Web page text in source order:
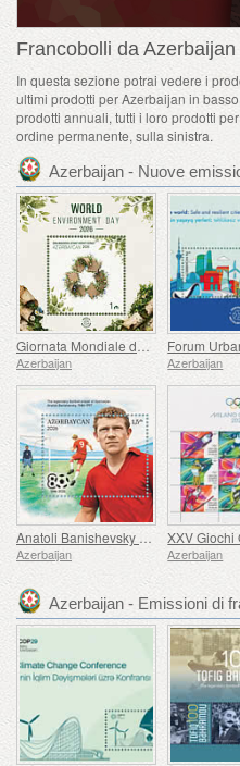
Francobolli da Azerbaijan
In questa sezione potrai vedere i
ultimi prodotti per Azerbaijan in
prodotti annuali, tutti i loro prodotti
ordine permanente, sulla sinistra.
Azerbaijan - Nuove
Giornata Mondiale dell'ambiente
Azerbaijan Azerbaijan
Anatoli Banishevsky Compie 80 Anni
Azerbaijan Azerbaijan
Azerbaijan - Emissioni di